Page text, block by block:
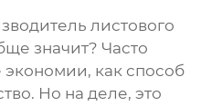
листового
значит? Часто
как способ
Но на деле, это